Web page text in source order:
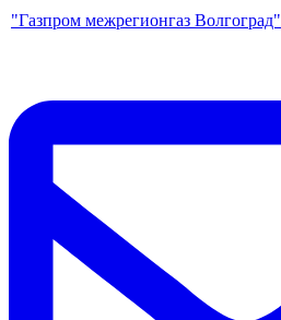
"Газпром межрегионгаз Волгоград"